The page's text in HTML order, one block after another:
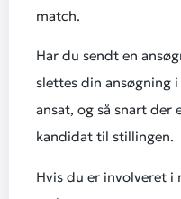
match.
Har du sendt en
slettes din ansøgning
ansat, og så snart der
kandidat til stillingen.
Hvis du er involveret i